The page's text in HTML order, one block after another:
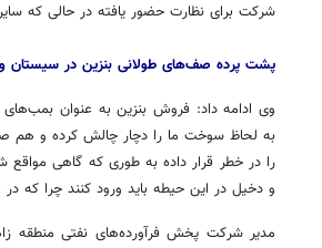
شرکت برای نظارت حضور یافته در حالی که سایر
پشت پرده صف‌های طولانی بنزین در سیستان
وی ادامه داد: فروش بنزین به عنوان
به لحاظ سوخت ما را دچار چالش کرده و هم
را در خطر قرار داده به طوری که گاهی مواقع
و دخیل در این حیطه باید ورود کنند چرا که
مدیر شرکت پخش فرآورده‌های نفتی منطقه